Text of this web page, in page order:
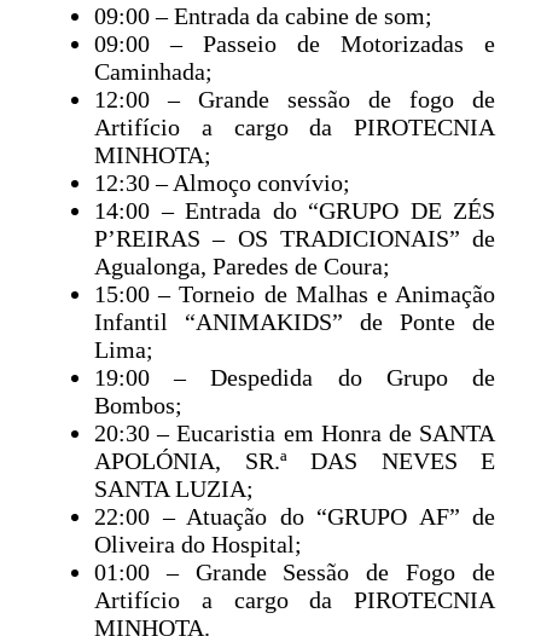
09:00 – Entrada da cabine de som;
09:00 – Passeio de Motorizadas e
Caminhada;
12:00 – Grande sessão de fogo de
Artifício a cargo da PIROTECNIA
MINHOTA;
12:30 – Almoço convívio;
14:00 – Entrada do “GRUPO DE ZÉS
P’REIRAS – OS TRADICIONAIS” de
Agualonga, Paredes de Coura;
15:00 – Torneio de Malhas e Animação
Infantil “ANIMAKIDS” de Ponte de
Lima;
19:00 – Despedida do Grupo de
Bombos;
20:30 – Eucaristia em Honra de SANTA
APOLÓNIA, SR.ª DAS NEVES E
SANTA LUZIA;
22:00 – Atuação do “GRUPO AF” de
Oliveira do Hospital;
01:00 – Grande Sessão de Fogo de
Artifício a cargo da PIROTECNIA
MINHOTA.